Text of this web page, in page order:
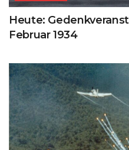
Heute:
Februar 1934